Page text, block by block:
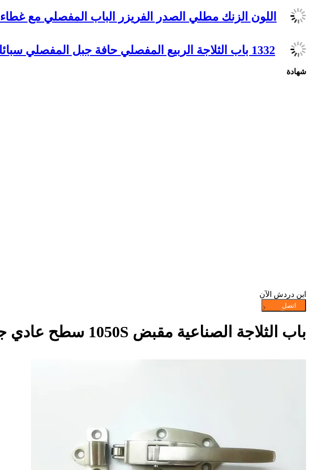
اللون الزنك مطلي الصدر الفريزر الباب المفصلي مع غطاء ABS وكاب
1332 باب الثلاجة الربيع المفصلي حافة جبل المفصلي سبائك الزنك
شهادة
ابن دردش الآن
باب الثلاجة الصناعية مقبض 1050S سطح عادي جبل مزلاج 5 "Zamac